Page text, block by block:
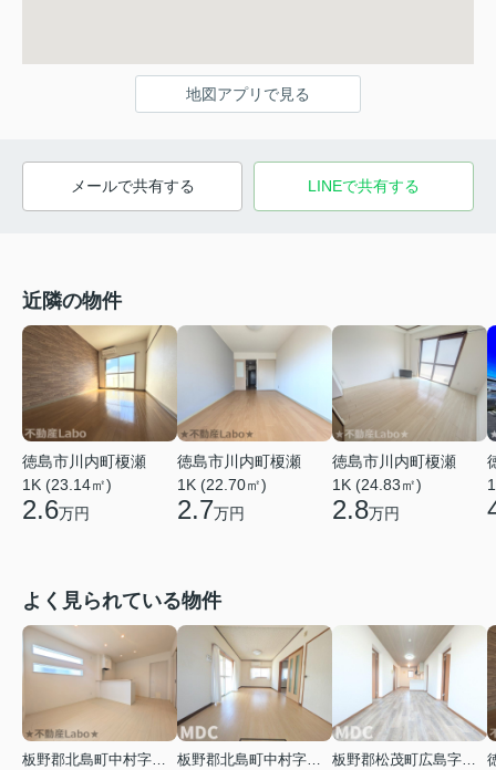
地図アプリで見る
メールで共有する LINEで共有する
近隣の物件
徳島市川内町榎瀬
1K (23.14㎡)
2.6万円
徳島市川内町榎瀬
1K (22.70㎡)
2.7万円
徳島市川内町榎瀬
1K (24.83㎡)
2.8万円
よく見られている物件
板野郡北島町中村字東堤ノ内
板野郡北島町中村字本須
板野郡松茂町広島字南ハリ